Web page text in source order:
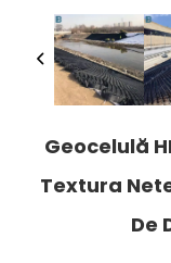
Geocelulă
Textura
De